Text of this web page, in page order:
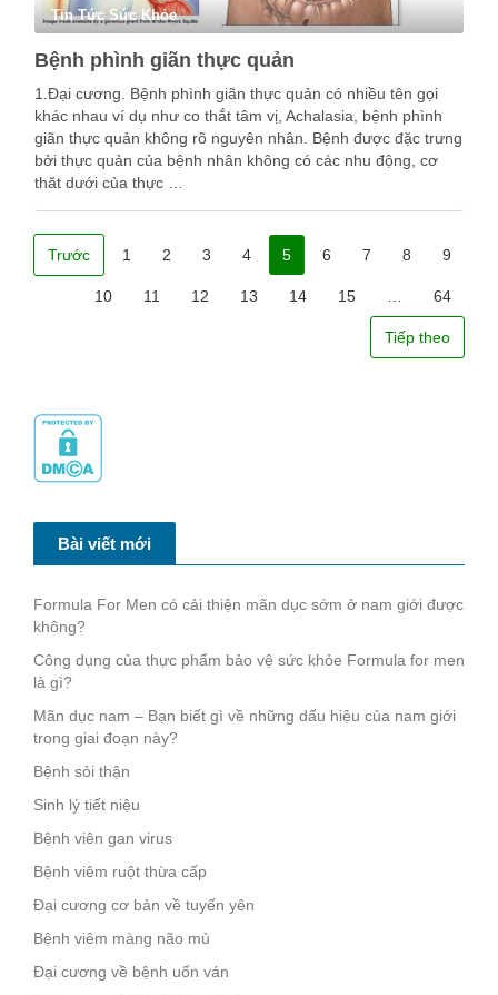
Tin Tức Sức Khỏe
Bệnh phình giãn thực quản
1.Đại cương. Bệnh phình giãn thực quản có nhiều tên gọi
khác nhau ví dụ như co thắt tâm vị, Achalasia, bệnh phình
giãn thực quản không rõ nguyên nhân. Bệnh được đặc trưng
bởi thực quản của bệnh nhân không có các nhu động, cơ
thăt dưới của thực …
Trước 1 2 3 4 5 6 7 8 9
10 11 12 13 14 15 64
Tiếp theo
Bài viết mới
Formula For Men có cải thiện mãn dục sớm ở nam giới được
không?
Công dụng của thực phẩm bảo vệ sức khỏe Formula for men
là gì?
Mãn dục nam – Bạn biết gì về những dấu hiệu của nam giới
trong giai đoạn này?
Bệnh sỏi thận
Sinh lý tiết niệu
Bệnh viên gan virus
Bệnh viêm ruột thừa cấp
Đại cương cơ bản về tuyến yên
Bệnh viêm màng não mủ
Đại cương về bệnh uốn ván